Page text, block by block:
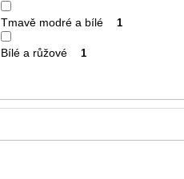
Tmavě modré a bílé 1
Bílé a růžové 1